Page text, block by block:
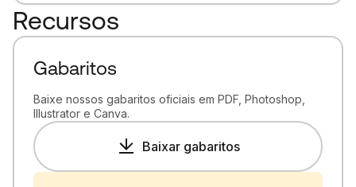
Recursos
Gabaritos
Baixe nossos gabaritos oficiais em PDF, Photoshop,
Illustrator e Canva.
Baixar gabaritos